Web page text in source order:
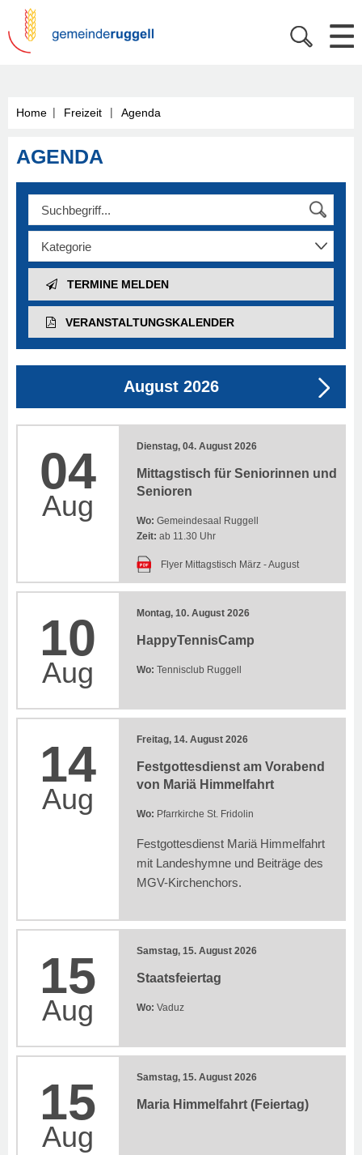
Home | Freizeit | Agenda
AGENDA
TERMINE MELDEN
VERANSTALTUNGS­KALENDER
August 2026
04
Aug
Dienstag, 04. August 2026
Mittagstisch für Seniorinnen und
Senioren
Wo: Gemeindesaal Ruggell
Zeit: ab 11.30 Uhr
Flyer Mittagstisch März - August
10
Aug
Montag, 10. August 2026
HappyTennisCamp
Wo: Tennisclub Ruggell
14
Aug
Freitag, 14. August 2026
Festgottesdienst am Vorabend
von Mariä Himmelfahrt
Wo: Pfarrkirche St. Fridolin
Festgottesdienst Mariä Himmelfahrt
mit Landeshymne und Beiträge des
MGV-Kirchenchors.
15
Aug
Samstag, 15. August 2026
Staatsfeiertag
Wo: Vaduz
15
Aug
Samstag, 15. August 2026
Maria Himmelfahrt (Feiertag)